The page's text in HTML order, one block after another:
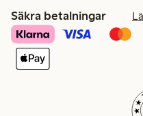
Säkra betalningar